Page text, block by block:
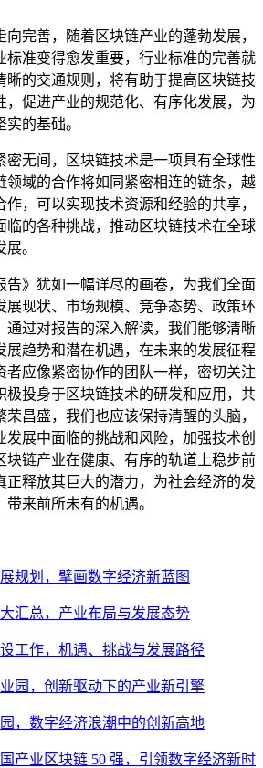
完善，随着区块链产业的蓬勃发展，
标准变得愈发重要，行业标准的完善就
晰的交通规则，将有助于提高区块链技
，促进产业的规范化、有序化发展，为
的基础。
密无间，区块链技术是一项具有全球性
领域的合作将如同紧密相连的链条，越
，可以实现技术资源和经验的共享，
临的各种挑战，推动区块链技术在全球
。
告》犹如一幅详尽的画卷，为我们全面
展现状、市场规模、竞争态势、政策环
通过对报告的深入解读，我们能够清晰
展趋势和潜在机遇，在未来的发展征程
者应像紧密协作的团队一样，密切关注
极投身于区块链技术的研发和应用，共
荣昌盛，我们也应该保持清醒的头脑，
发展中面临的挑战和风险，加强技术创
块链产业在健康、有序的轨道上稳步前
正释放其巨大的潜力，为社会经济的发
来前所未有的机遇。
规划，擘画数字经济新蓝图
汇总，产业布局与发展态势
工作，机遇、挑战与发展路径
园，创新驱动下的产业新引擎
，数字经济浪潮中的创新高地
产业区块链 50 强，引领数字经济新时